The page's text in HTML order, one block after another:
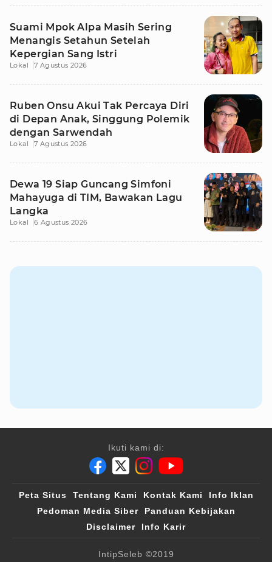
Suami Mpok Alpa Masih Sering
Menangis Setahun Setelah
Kepergian Sang Istri
Lokal 7 Agustus 2026
Ruben Onsu Akui Tak Percaya Diri
di Depan Anak, Singgung Polemik
dengan Sarwendah
Lokal 7 Agustus 2026
Dewa 19 Siap Guncang Simfoni
Mahayuga di TIM, Bawakan Lagu
Langka
Lokal 6 Agustus 2026
Ikuti kami di:
Peta Situs Tentang Kami Kontak Kami
Info Iklan
Pedoman Media Siber
Panduan Kebijakan
Disclaimer
Info Karir
IntipSeleb ©2019